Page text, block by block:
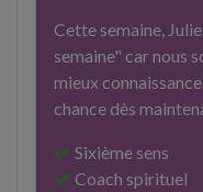
Cette semaine,
semaine" car nous
mieux
chance dès
Sixième sens
Coach spirituel